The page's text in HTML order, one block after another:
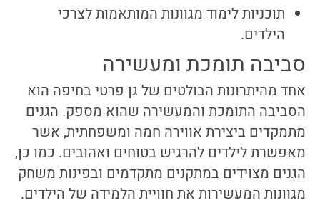
תוכניות לימוד מגוונות המותאמות לצרכי
הילדים.
סביבה תומכת ומעשירה
אחד מהיתרונות הבולטים של גן פרטי בחיפה הוא
הסביבה התומכת והמעשירה שהוא מספק. הגנים
מתמקדים ביצירת אווירה חמה ומשפחתית, אשר
מאפשרת לילדים להרגיש בטוחים ואהובים. כמו כן,
הגנים מצוידים במתקנים מתקדמים ובפינות משחק
מגוונות המעשירות את חוויית הלמידה של הילדים.